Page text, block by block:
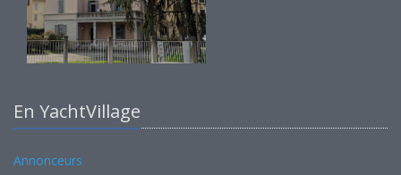
En YachtVillage
Annonceurs